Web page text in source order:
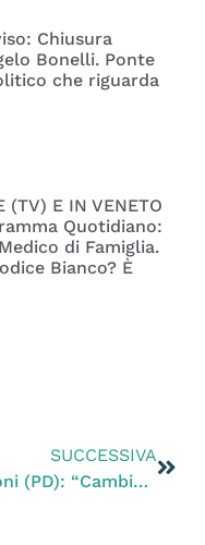
Chiusura
Bonelli. Ponte
che riguarda
(TV) E IN VENETO
Quotidiano:
di Famiglia.
Bianco? È
SUCCESSIVA
Zanoni (PD): “Cambiamenti climatici, il Parlamento europeo dichiara lo stato di emergenza: Governo e Regione facciano altrettanto. Domani sarò in piazza a Treviso con Fridays for Future”